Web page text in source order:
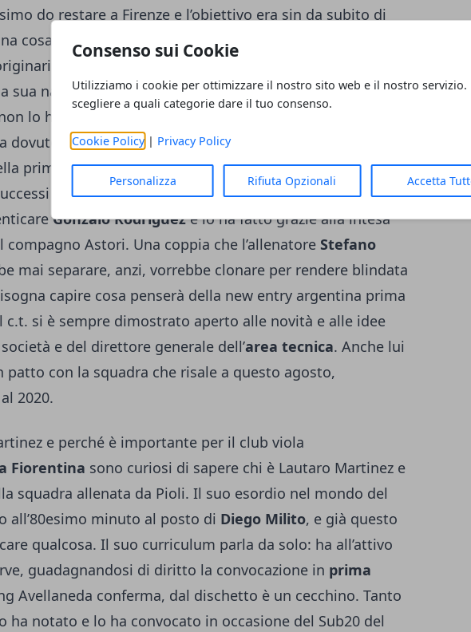
Consenso sui Cookie
Utilizziamo i cookie per ottimizzare il nostro sito web e il nostro servizio.
scegliere a quali categorie dare il tuo consenso.
Cookie Policy| Privacy Policy
Personalizza Rifiuta Opzionali Accetta
do restare a Firenze e l’obiettivo era sin da subito di
cosa in comune con la new entry Lautaro Martinez:
dell’
sua nazionale, anche se gli addetti alla vigilanza del
lo hanno riconosciuto. Per entrare, ha confidato a una
dovuto mostrare la carta di identità alla security, ma del
prima convocazione con lanazionale albiceleste,
italiani già da inizio campionato. Il difensore ha
Gonzalo Rodrigueze lo ha fatto grazie alla intesa
Astori. Una coppia che l’allenatore Stefano
mai separare, anzi, vorrebbe clonare per rendere blindata
capire cosa penserà della new entry argentina prima
c.t. si è sempre dimostrato aperto alle novità e alle idee
e del direttore generale dell’area tecnica. Anche lui
patto con la squadra che risale a questo agosto,
2020.
e perché è importante per il club viola
Fiorentina sono curiosi di sapere chi è Lautaro Martinez e
squadra allenata da Pioli. Il suo esordio nel mondo del
all’80esimo minuto al posto di Diego Milito, e già questo
qualcosa. Il suo curriculum parla da solo: ha all’attivo
guadagnandosi di diritto la convocazione in prima
Avellaneda conferma, dal dischetto è un cecchino. Tanto
ha notato e lo ha convocato in occasione del Sub20 del